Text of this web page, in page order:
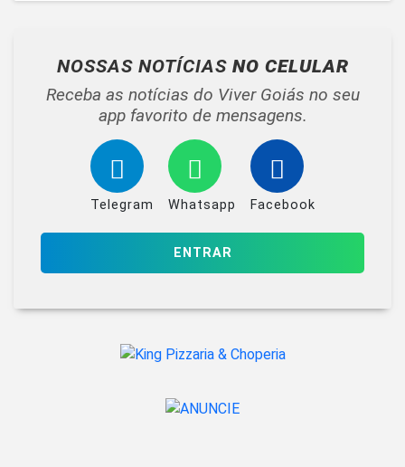
NOSSAS NOTÍCIAS NO CELULAR
Receba as notícias do Viver Goiás no seu
app favorito de mensagens.
Telegram Whatsapp Facebook
ENTRAR